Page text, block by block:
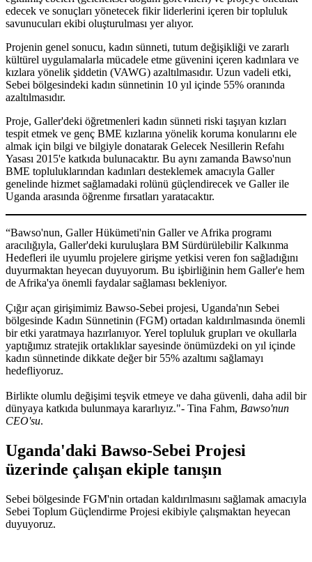
edecek ve sonuçları yönetecek fikir liderlerini içeren bir topluluk
savunucuları ekibi oluşturulması yer alıyor.
Projenin genel sonucu, kadın sünneti, tutum değişikliği ve zararlı
kültürel uygulamalarla mücadele etme güvenini içeren kadınlara ve
kızlara yönelik şiddetin (VAWG) azaltılmasıdır. Uzun vadeli etki,
Sebei bölgesindeki kadın sünnetinin 10 yıl içinde 55% oranında
azaltılmasıdır.
Proje, Galler'deki öğretmenleri kadın sünneti riski taşıyan kızları
tespit etmek ve genç BME kızlarına yönelik koruma konularını ele
almak için bilgi ve bilgiyle donatarak Gelecek Nesillerin Refahı
Yasası 2015'e katkıda bulunacaktır. Bu aynı zamanda Bawso'nun
BME topluluklarından kadınları desteklemek amacıyla Galler
genelinde hizmet sağlamadaki rolünü güçlendirecek ve Galler ile
Uganda arasında öğrenme fırsatları yaratacaktır.
“Bawso'nun, Galler Hükümeti'nin Galler ve Afrika programı
aracılığıyla, Galler'deki kuruluşlara BM Sürdürülebilir Kalkınma
Hedefleri ile uyumlu projelere girişme yetkisi veren fon sağladığını
duyurmaktan heyecan duyuyorum. Bu işbirliğinin hem Galler'e hem
de Afrika'ya önemli faydalar sağlaması bekleniyor.
Çığır açan girişimimiz Bawso-Sebei projesi, Uganda'nın Sebei
bölgesinde Kadın Sünnetinin (FGM) ortadan kaldırılmasında önemli
bir etki yaratmaya hazırlanıyor. Yerel topluluk grupları ve okullarla
yaptığımız stratejik ortaklıklar sayesinde önümüzdeki on yıl içinde
kadın sünnetinde dikkate değer bir 55% azaltımı sağlamayı
hedefliyoruz.
Birlikte olumlu değişimi teşvik etmeye ve daha güvenli, daha adil bir
dünyaya katkıda bulunmaya kararlıyız."- Tina Fahm, Bawso'nun
CEO'su.
Uganda'daki Bawso-Sebei Projesi
üzerinde çalışan ekiple tanışın
Sebei bölgesinde FGM'nin ortadan kaldırılmasını sağlamak amacıyla
Sebei Toplum Güçlendirme Projesi ekibiyle çalışmaktan heyecan
duyuyoruz.